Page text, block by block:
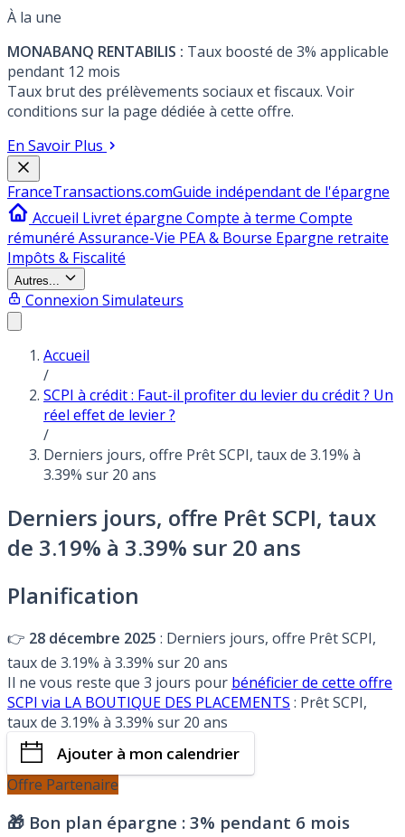
À la une
MONABANQ RENTABILIS : Taux boosté de 3% applicable
pendant 12 mois
Taux brut des prélèvements sociaux et fiscaux. Voir
conditions sur la page dédiée à cette offre.
En Savoir Plus
FranceTransactions.comGuide indépendant de l'épargne
Accueil Livret épargne Compte à terme Compte
rémunéré Assurance-Vie PEA & Bourse Epargne retraite
Impôts & Fiscalité
Autres...
Connexion Simulateurs
Accueil
/
SCPI à crédit : Faut-il profiter du levier du crédit ? Un
réel effet de levier ?
/
Derniers jours, offre Prêt SCPI, taux de 3.19% à
3.39% sur 20 ans
Derniers jours, offre Prêt SCPI, taux
de 3.19% à 3.39% sur 20 ans
Planification
👉 28 décembre 2025 : Derniers jours, offre Prêt SCPI,
taux de 3.19% à 3.39% sur 20 ans
Il ne vous reste que 3 jours pour bénéficier de cette offre
SCPI via LA BOUTIQUE DES PLACEMENTS : Prêt SCPI,
taux de 3.19% à 3.39% sur 20 ans
Ajouter à mon calendrier
Offre Partenaire
🎁 Bon plan épargne : 3% pendant 6 mois